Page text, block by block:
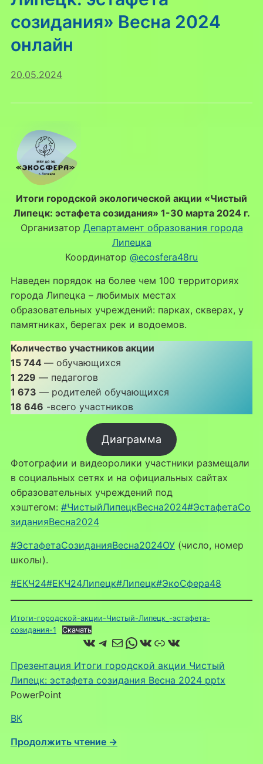
созидания» Весна 2024
онлайн
20.05.2024
Итоги городской экологической акции «Чистый
Липецк: эстафета созидания» 1-30 марта 2024 г.
Организатор Департамент образования города
Липецка
Координатор @ecosfera48ru
Наведен порядок на более чем 100 территориях
города Липецка – любимых местах
образовательных учреждений: парках, скверах, у
памятниках, берегах рек и водоемов.
Количество участников акции
15 744 — обучающихся
1 229 — педагогов
1 673 — родителей обучающихся
18 646 -всего участников
Диаграмма
Фотографии и видеоролики участники размещали
в социальных сетях и на официальных сайтах
образовательных учреждений под
хэштегом: #ЧистыйЛипецкВесна2024#ЭстафетаСо
зиданияВесна2024
#ЭстафетаСозиданияВесна2024ОУ(число, номер
школы).
#ЕКЧ24#ЕКЧ24Липецк#Липецк#ЭкоСфера48
Итоги-городской-акции-Чистый-Липецк_-эстафета-
созидания-1
Скачать
ВКонтакте
Telegram
Почта
WhatsApp
ВКонтакте
Ссылка
ВКонтакте
Презентация Итоги городской акции Чистый
Липецк: эстафета созидания Весна 2024 pptx
PowerPoint
ВК
Продолжить чтение →